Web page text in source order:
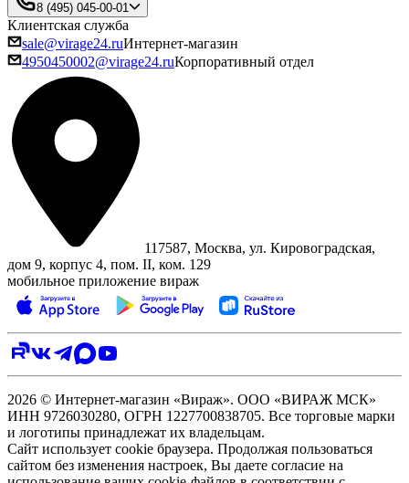
8 (495) 045-00-01
Клиентская служба
sale@virage24.ruИнтернет-магазин
4950450002@virage24.ruКорпоративный отдел
117587, Москва, ул. Кировоградская,
дом 9, корпус 4, пом. II, ком. 129
мобильное приложение вираж
2026 © Интернет-магазин «Вираж». ООО «ВИРАЖ МСК»
ИНН 9726030280, ОГРН 1227700838705. Все торговые марки
и логотипы принадлежат их владельцам.
Сайт использует cookie браузера. Продолжая пользоваться
сайтом без изменения настроек, Вы даете согласие на